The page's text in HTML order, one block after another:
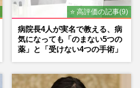
⭐ 高評価の記事(9)
病院長4人が実名で教える、病
気になっても「のまない5つの
薬」と「受けない4つの手術」